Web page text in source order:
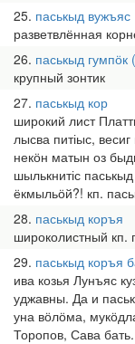
25 паськыд вужъяс
разветвлённая
26 паськыд
крупный зонтик
27 паськыд кор
широкий лист
лысва питіыс,
некӧн матын оз
шылькнитіс
ёкмыльӧй?! кп.
28 паськыд коръя
широколистный кп.
29 паськыд коръя
ива козья Лунъяс
уджавны. Да и
уна вӧлӧма,
Торопов, Сава